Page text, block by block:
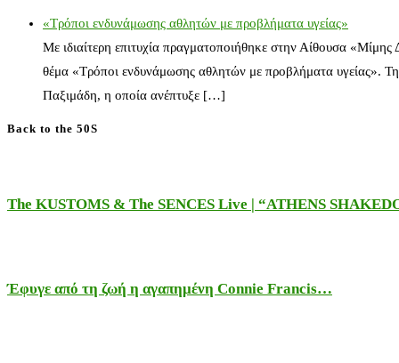
«Τρόποι ενδυνάμωσης αθλητών με προβλήματα υγείας»
Με ιδιαίτερη επιτυχία πραγματοποιήθηκε στην Αίθουσα
θέμα «Τρόποι ενδυνάμωσης αθλητών με προβλήματα υγείας».
Παξιμάδη, η οποία ανέπτυξε […]
Back to the 50S
The KUSTOMS & The SENCES Live | “ATHENS
Έφυγε από τη ζωή η αγαπημένη Connie Francis…